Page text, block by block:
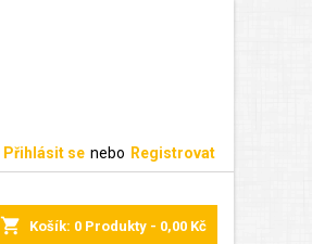
Přihlásit se nebo Registrovat
shopping_cart Košík: 0 Produkty - 0,00 Kč